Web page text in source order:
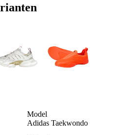
Model
Adidas Taekwondo